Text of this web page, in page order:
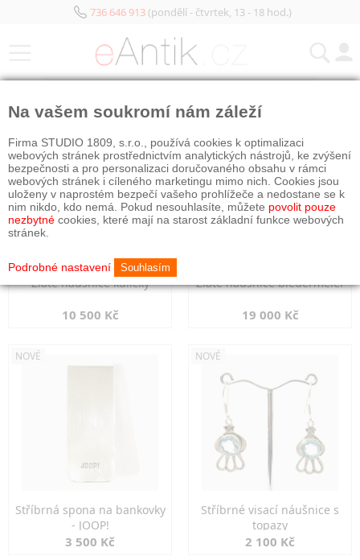
736 646 913(pondělí - čtvrtek, 13 - 18 hod.)
Zlaté náušnice kuličky
10 500 Kč
Zlaté náušnice biedermeier
19 000 Kč
NOVÉ
Stříbrná spona na bankovky
- JOOP!
3 500 Kč
NOVÉ
Stříbrné visací náušnice s
topazy
2 100 Kč
Na vašem soukromí nám záleží
Firma STUDIO 1809, s.r.o., používá cookies k optimalizaci
webových stránek prostřednictvím analytických nástrojů, ke zvýšení
bezpečnosti a pro personalizaci doručovaného obsahu v rámci
webových stránek i cíleného marketingu mimo nich. Cookies jsou
uloženy v naprostém bezpečí vašeho prohlížeče a nedostane se k
nim nikdo, kdo nemá. Pokud nesouhlasíte, můžete povolit pouze
nezbytné cookies, které mají na starost základní funkce webových
stránek.
Podrobné nastavení Souhlasím